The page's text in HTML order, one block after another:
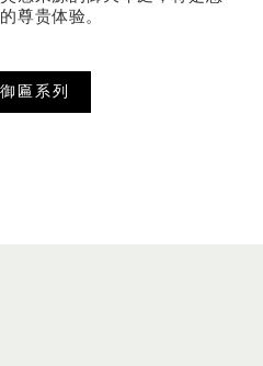
尊贵体验。
匾系列